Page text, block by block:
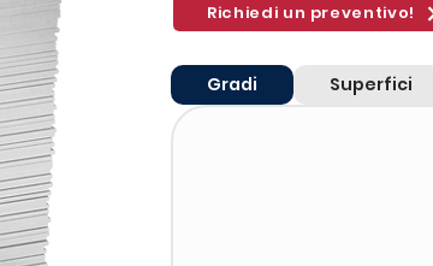
Richiedi un preventivo!
Gradi Superfici